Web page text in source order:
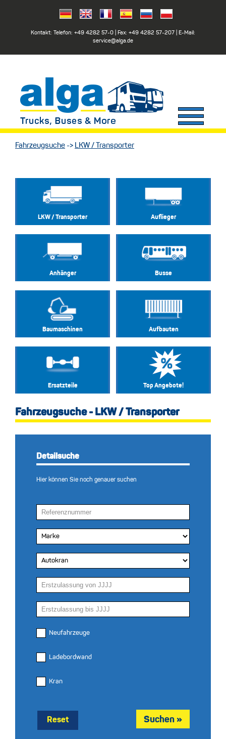
Kontakt: Telefon: +49 4282 57-0 | Fax: +49 4282 57-207 | E-Mail:
service@alga.de
Fahrzeugsuche -> LKW / Transporter
LKW / Transporter Auflieger
Anhänger Busse
Baumaschinen Aufbauten
Ersatzteile Top Angebote!
Fahrzeugsuche - LKW / Transporter
Detailsuche
Hier können Sie noch genauer suchen
Neufahrzeuge
Ladebordwand
Kran
Reset